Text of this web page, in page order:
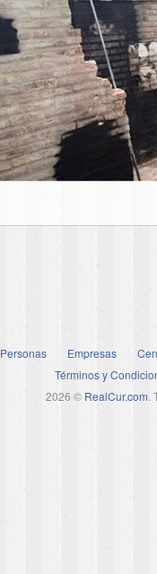
Personas Empresas
Términos y
2026 © RealCur.com.